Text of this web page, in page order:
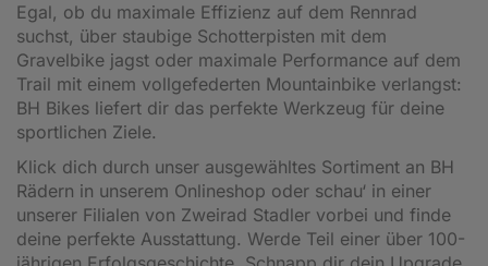
Egal, ob du maximale Effizienz auf dem Rennrad
suchst, über staubige Schotterpisten mit dem
Gravelbike jagst oder maximale Performance auf dem
Trail mit einem vollgefederten Mountainbike verlangst:
BH Bikes liefert dir das perfekte Werkzeug für deine
sportlichen Ziele.
Klick dich durch unser ausgewähltes Sortiment an BH
Rädern in unserem Onlineshop oder schau‘ in einer
unserer Filialen von Zweirad Stadler vorbei und finde
deine perfekte Ausstattung. Werde Teil einer über 100-